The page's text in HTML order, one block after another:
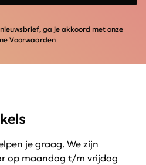
ga je akkoord met onze
Voorwaarden
je graag. We zijn
op maandag t/m vrijdag